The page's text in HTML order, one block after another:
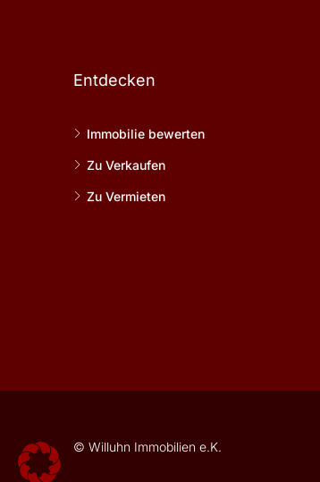
Entdecken
Immobilie bewerten
Zu Verkaufen
Zu Vermieten
© Willuhn Immobilien e.K.